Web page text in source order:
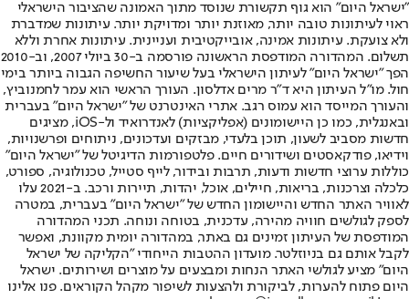
"ישראל היום" הוא גוף תקשורת שנוסד מתוך האמונה שהציבור הישראלי
ראוי לעיתונות טובה יותר, מאוזנת יותר ומדויקת יותר. עיתונות שמדברת
ולא צועקת. עיתונות אמינה, אובייקטיבית ועניינית. עיתונות אחרת וללא
תשלום. המהדורה המודפסת הראשונה פורסמה ב-30 ביולי 2007, וב-2010
הפך "ישראל היום" לעיתון הישראלי בעל שיעור החשיפה הגבוה ביותר בימי
חול. מו"ל העיתון היא ד"ר מרים אדלסון. העורך הראשי הוא עמר לחמנוביץ,
והעורך המייסד הוא עמוס רגב. אתרי האינטרנט של "ישראל היום" בעברית
ובאנגלית, כמו כן היישומונים (אפליקציות) לאנדרואיד ול-iOS, מציגים
חדשות מסביב לשעון, תוכן בלעדי, מבזקים ועדכונים, ניתוחים ופרשנויות,
וידיאו, פודקאסטים ושידורים חיים. פלטפורמות הדיגיטל של "ישראל היום"
כוללות ערוצי חדשות ודעות, תרבות ובידור, לייף סטייל, טכנולוגיה, ספורט,
כלכלה וצרכנות, בריאות, חיילים, אוכל, יהדות, תיירות ורכב. ב-2021 עלו
לאוויר האתר החדש והיישומון החדש של "ישראל היום" בעברית, במטרה
לספק לגולשים חוויה מהירה, עדכנית, בטוחה ונוחה. תכני המהדורה
המודפסת של העיתון זמינים גם באתר, במהדורה יומית מקוונת, ואפשר
לקבל אותם גם בניוזלטר. מועדון ההטבות הייחודי "הקליקה של ישראל
היום" מציע לגולשי האתר הנחות ומבצעים על מוצרים ושירותים. ישראל
היום פתוח להערות, לביקורת ולהצעות לשיפור מקהל הקוראים. פנו אלינו